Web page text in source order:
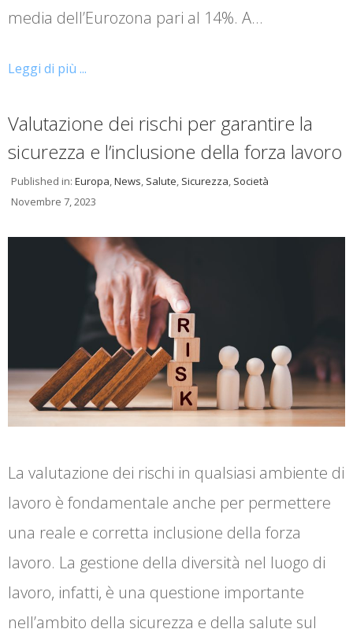
media dell’Eurozona pari al 14%. A…
Leggi di più ...
Valutazione dei rischi per garantire la
sicurezza e l’inclusione della forza lavoro
Published in: Europa,News, Salute, Sicurezza, Società
Novembre 7, 2023
La valutazione dei rischi in qualsiasi ambiente di
lavoro è fondamentale anche per permettere
una reale e corretta inclusione della forza
lavoro. La gestione della diversità nel luogo di
lavoro, infatti, è una questione importante
nell’ambito della sicurezza e della salute sul